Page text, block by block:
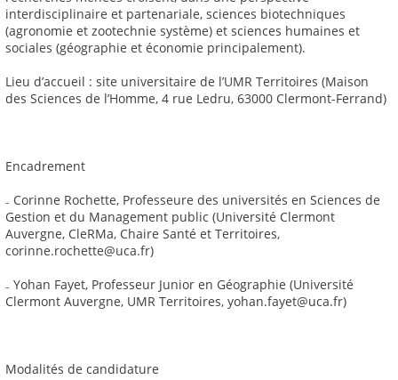
interdisciplinaire et partenariale, sciences biotechniques
(agronomie et zootechnie système) et sciences humaines et
sociales (géographie et économie principalement).
Lieu d’accueil : site universitaire de l’UMR Territoires (Maison
des Sciences de l’Homme, 4 rue Ledru, 63000 Clermont-Ferrand)
Encadrement
₋ Corinne Rochette, Professeure des universités en Sciences de
Gestion et du Management public (Université Clermont
Auvergne, CleRMa, Chaire Santé et Territoires,
corinne.rochette@uca.fr)
₋ Yohan Fayet, Professeur Junior en Géographie (Université
Clermont Auvergne, UMR Territoires, yohan.fayet@uca.fr)
Modalités de candidature